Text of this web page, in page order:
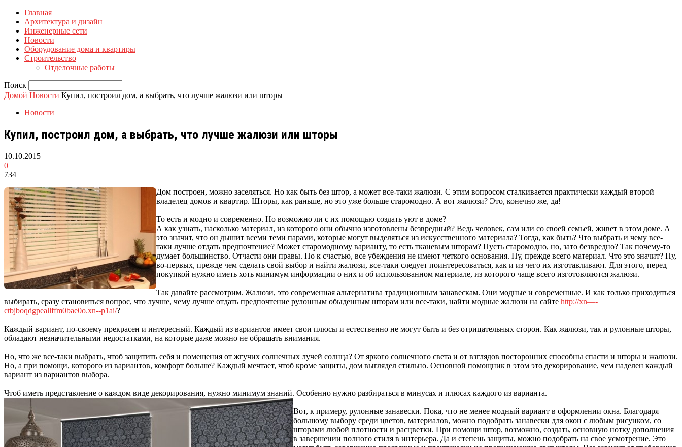
Главная
Архитектура и дизайн
Инженерные сети
Новости
Оборудование дома и квартиры
Строительство
Отделочные работы
Поиск
Домой Новости Купил, построил дом, а выбрать, что лучше жалюзи или шторы
Новости
Купил, построил дом, а выбрать, что лучше жалюзи или шторы
10.10.2015
0
734
Дом построен, можно заселяться. Но как быть без штор, а может все-таки жалюзи. С этим вопросом сталкивается практически каждый второй
владелец домов и квартир. Шторы, как раньше, но это уже больше старомодно. А вот жалюзи? Это, конечно же, да!
То есть и модно и современно. Но возможно ли с их помощью создать уют в доме?
А как узнать, насколько материал, из которого они обычно изготовлены безвредный? Ведь человек, сам или со своей семьей, живет в этом доме. А
это значит, что он дышит всеми теми парами, которые могут выделяться из искусственного материала? Тогда, как быть? Что выбрать и чему все-
таки лучше отдать предпочтение? Может старомодному варианту, то есть тканевым шторам? Пусть старомодно, но, зато безвредно? Так почему-то
думает большинство. Отчасти они правы. Но к счастью, все убеждения не имеют четкого основания. Ну, прежде всего материал. Что это значит? Ну,
во-первых, прежде чем сделать свой выбор и найти жалюзи, все-таки следует поинтересоваться, как и из чего их изготавливают. Для этого, перед
покупкой нужно иметь хоть минимум информации о них и об использованном материале, из которого чаще всего изготовляются жалюзи.
Так давайте рассмотрим. Жалюзи, это современная альтернатива традиционным занавескам. Они модные и современные. И как только приходиться
выбирать, сразу становиться вопрос, что лучше, чему лучше отдать предпочтение рулонным обыденным шторам или все-таки, найти модные жалюзи на сайте http://xn—-
ctbjboqdgpeallffm0bae0o.xn--p1ai/?
Каждый вариант, по-своему прекрасен и интересный. Каждый из вариантов имеет свои плюсы и естественно не могут быть и без отрицательных сторон. Как жалюзи, так и рулонные шторы,
обладают незначительными недостатками, на которые даже можно не обращать внимания.
Но, что же все-таки выбрать, чтоб защитить себя и помещения от жгучих солнечных лучей солнца? От яркого солнечного света и от взглядов посторонних способны спасти и шторы и жалюзи.
Но, а при помощи, которого из вариантов, комфорт больше? Каждый мечтает, чтоб кроме защиты, дом выглядел стильно. Основной помощник в этом это декорирование, чем наделен каждый
вариант из вариантов выбора.
Чтоб иметь представление о каждом виде декорирования, нужно минимум знаний. Особенно нужно разбираться в минусах и плюсах каждого из варианта.
Вот, к примеру, рулонные занавески. Пока, что не менее модный вариант в оформлении окна. Благодаря
большому выбору среди цветов, материалов, можно подобрать занавески для окон с любым рисунком, со
шторами любой плотности и расцветки. При помощи штор, возможно, создать, основную нотку дополнения
в завершении полного стиля в интерьера. Да и степень защиты, можно подобрать на свое усмотрение. Это